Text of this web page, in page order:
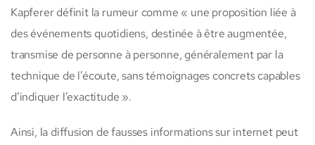
Kapferer définit la rumeur comme « une proposition liée à
des événements quotidiens, destinée à être augmentée,
transmise de personne à personne, généralement par la
technique de l’écoute, sans témoignages concrets capables
d’indiquer l’exactitude ».
Ainsi, la diffusion de fausses informations sur internet peut